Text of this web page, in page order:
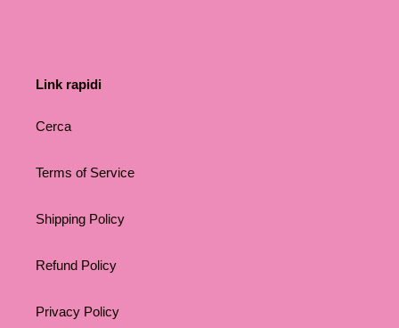
Link rapidi
Cerca
Terms of Service
Shipping Policy
Refund Policy
Privacy Policy